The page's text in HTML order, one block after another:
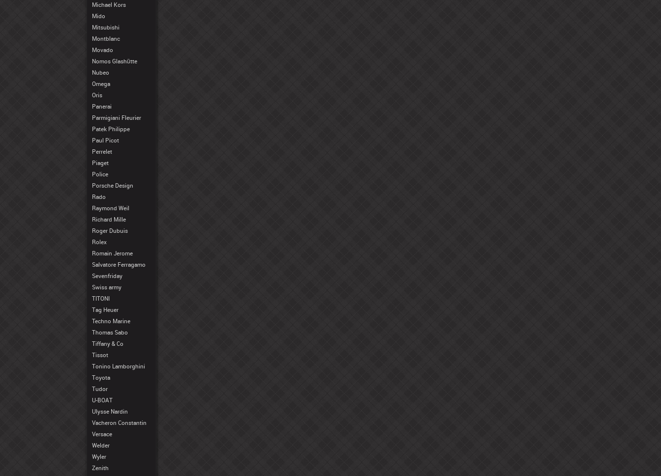
Michael Kors
Mido
Mitsubishi
Montblanc
Movado
Nomos Glashütte
Nubeo
Omega
Oris
Panerai
Parmigiani Fleurier
Patek Philippe
Paul Picot
Perrelet
Piaget
Police
Porsche Design
Rado
Raymond Weil
Richard Mille
Roger Dubuis
Rolex
Romain Jerome
Salvatore Ferragamo
Sevenfriday
Swiss army
TITONI
Tag Heuer
Techno Marine
Thomas Sabo
Tiffany & Co
Tissot
Tonino Lamborghini
Toyota
Tudor
U-BOAT
Ulysse Nardin
Vacheron Constantin
Versace
Welder
Wyler
Zenith